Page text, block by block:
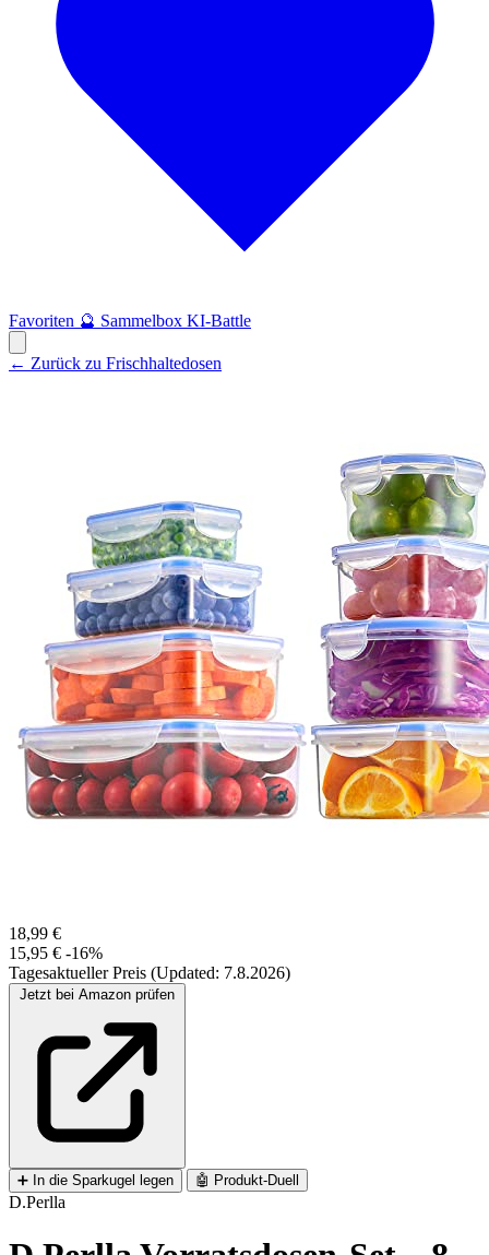
Favoriten 🔮 Sammelbox KI-Battle
← Zurück zu Frischhaltedosen
18,99 €
15,95 € -16%
Tagesaktueller Preis (Updated: 7.8.2026)
➕ In die Sparkugel legen 🤖 Produkt-Duell
D.Perlla